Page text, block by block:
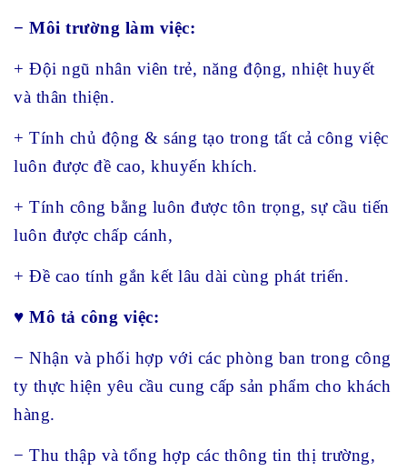
− Môi trường làm việc:
+ Đội ngũ nhân viên trẻ, năng động, nhiệt huyết
và thân thiện.
+ Tính chủ động & sáng tạo trong tất cả công việc
luôn được đề cao, khuyến khích.
+ Tính công bằng luôn được tôn trọng, sự cầu tiến
luôn được chấp cánh,
+ Đề cao tính gắn kết lâu dài cùng phát triển.
♥ Mô tả công việc:
− Nhận và phối hợp với các phòng ban trong công
ty thực hiện yêu cầu cung cấp sản phẩm cho khách
hàng.
− Thu thập và tổng hợp các thông tin thị trường,